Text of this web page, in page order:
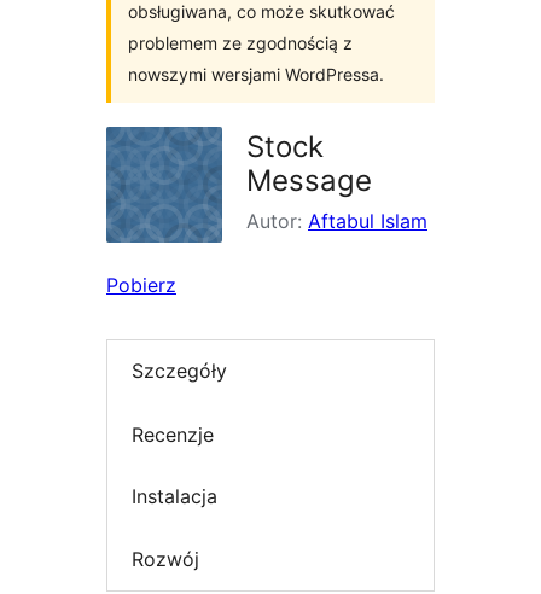
obsługiwana, co może skutkować
problemem ze zgodnością z
nowszymi wersjami WordPressa.
Stock
Message
Autor: Aftabul Islam
Pobierz
Szczegóły
Recenzje
Instalacja
Rozwój